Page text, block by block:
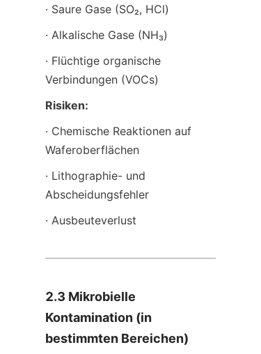
· Saure Gase (SO₂, HCl)
· Alkalische Gase (NH₃)
· Flüchtige organische
Verbindungen (VOCs)
Risiken:
· Chemische Reaktionen auf
Waferoberflächen
· Lithographie- und
Abscheidungsfehler
· Ausbeuteverlust
2.3 Mikrobielle
Kontamination (in
bestimmten Bereichen)